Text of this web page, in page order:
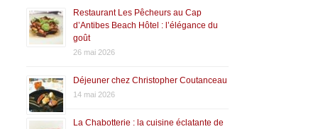
Restaurant Les Pêcheurs au Cap
d’Antibes Beach Hôtel : l’élégance du
goût
26 mai 2026
Déjeuner chez Christopher Coutanceau
14 mai 2026
La Chabotterie : la cuisine éclatante de